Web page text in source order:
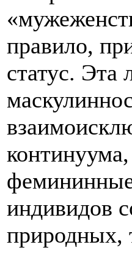
правило,
статус. Эта
индивидов
природных,